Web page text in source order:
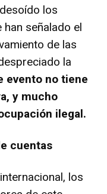
los
han señalado el
de las
la
evento no tiene
y mucho
ilegal.
cuentas
los